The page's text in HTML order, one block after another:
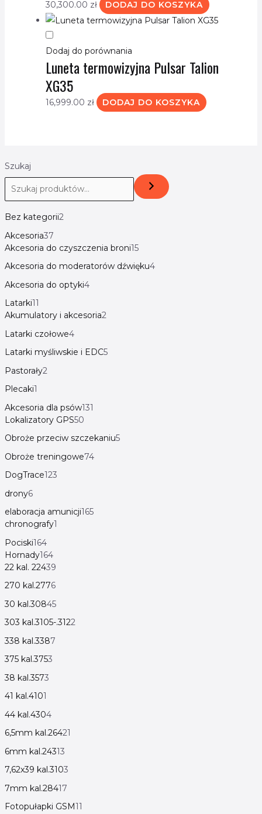
Szukaj
Bez kategorii2
Akcesoria37
Akcesoria do czyszczenia broni15
Akcesoria do moderatorów dźwięku4
Akcesoria do optyki4
Latarki11
Akumulatory i akcesoria2
Latarki czołowe4
Latarki myśliwskie i EDC5
Pastorały2
Plecaki1
Akcesoria dla psów131
Lokalizatory GPS50
Obroże przeciw szczekaniu5
Obroże treningowe74
DogTrace123
drony6
elaboracja amunicji165
chronografy1
Pociski164
Hornady164
22 kal. 22439
270 kal.2776
30 kal.30845
303 kal.3105-.3122
338 kal.3387
375 kal.3753
38 kal.3573
41 kal.4101
44 kal.4304
6,5mm kal.26421
6mm kal.24313
7,62x39 kal.3103
7mm kal.28417
Fotopułapki GSM11
30,300.00 zł DODAJ DO KOSZYKA
Dodaj do porównania
Luneta termowizyjna Pulsar Talion
XG35
16,999.00 zł DODAJ DO KOSZYKA